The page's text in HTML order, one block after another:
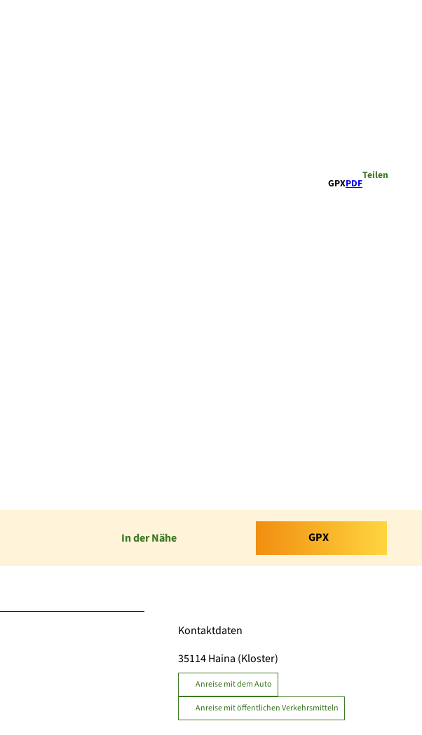
GPXPDF
Teilen
In der Nähe GPX
Kontaktdaten
35114Haina (Kloster)
Anreise mit dem Auto
Anreise mit öffentlichen Verkehrsmitteln